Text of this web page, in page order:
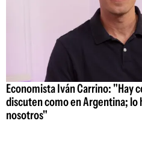
Economista Iván Carrino: "Hay
discuten como en Argentina; lo
nosotros"